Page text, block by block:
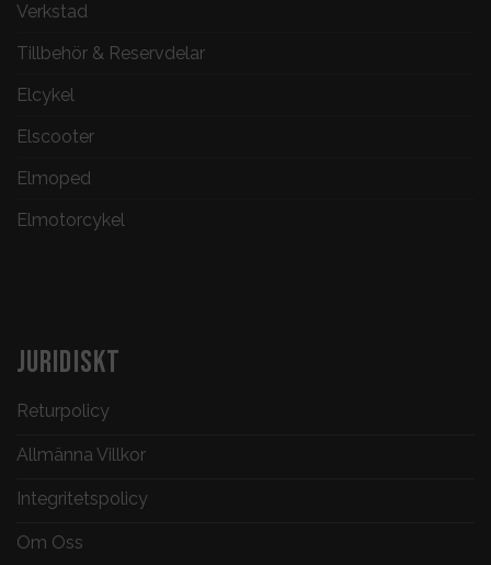
Verkstad
Tillbehör & Reservdelar
Elcykel
Elscooter
Elmoped
Elmotorcykel
JURIDISKT
Returpolicy
Allmänna Villkor
Integritetspolicy
Om Oss